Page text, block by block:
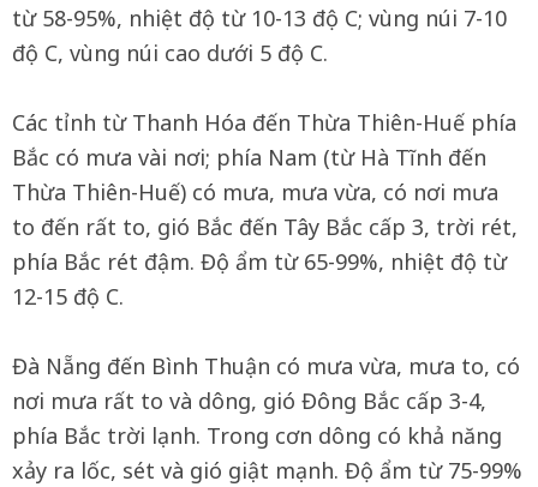
từ 58-95%, nhiệt độ từ 10-13 độ C; vùng núi 7-10
độ C, vùng núi cao dưới 5 độ C.
Các tỉnh từ Thanh Hóa đến Thừa Thiên-Huế phía
Bắc có mưa vài nơi; phía Nam (từ Hà Tĩnh đến
Thừa Thiên-Huế) có mưa, mưa vừa, có nơi mưa
to đến rất to, gió Bắc đến Tây Bắc cấp 3, trời rét,
phía Bắc rét đậm. Độ ẩm từ 65-99%, nhiệt độ từ
12-15 độ C.
Đà Nẵng đến Bình Thuận có mưa vừa, mưa to, có
nơi mưa rất to và dông, gió Đông Bắc cấp 3-4,
phía Bắc trời lạnh. Trong cơn dông có khả năng
xảy ra lốc, sét và gió giật mạnh. Độ ẩm từ 75-99%